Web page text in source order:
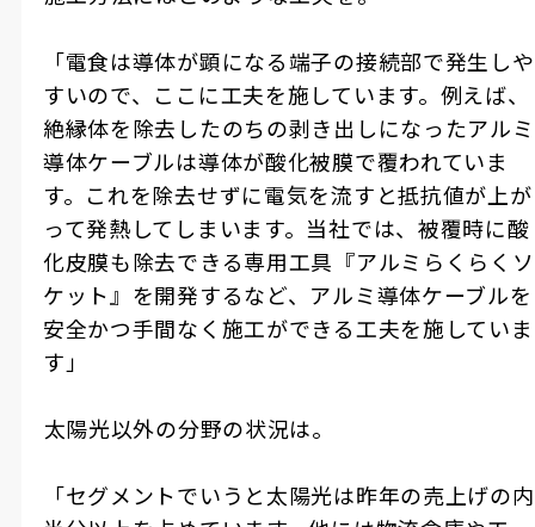
「電食は導体が顕になる端子の接続部で発生しや
すいので、ここに工夫を施しています。例えば、
絶縁体を除去したのちの剥き出しになったアルミ
導体ケーブルは導体が酸化被膜で覆われていま
す。これを除去せずに電気を流すと抵抗値が上が
って発熱してしまいます。当社では、被覆時に酸
化皮膜も除去できる専用工具『アルミらくらくソ
ケット』を開発するなど、アルミ導体ケーブルを
安全かつ手間なく施工ができる工夫を施していま
す」
――太陽光以外の分野の状況は。
「セグメントでいうと太陽光は昨年の売上げの内